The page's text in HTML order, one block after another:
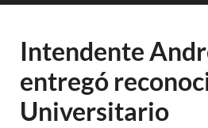
Intendente
entregó
Universitario